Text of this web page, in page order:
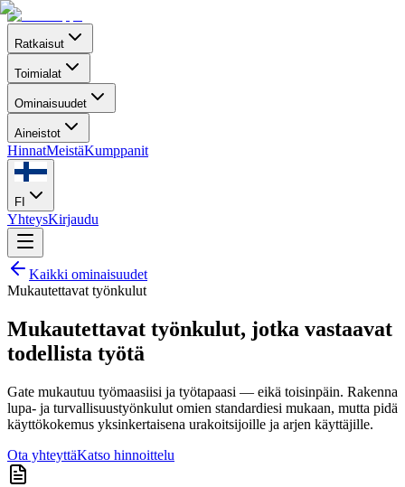
Ratkaisut
Toimialat
Ominaisuudet
Aineistot
HinnatMeistäKumppanit
FI
YhteysKirjaudu
Kaikki ominaisuudet
Mukautettavat työnkulut
Mukautettavat työnkulut, jotka vastaavat
todellista työtä
Gate mukautuu työmaasiisi ja työtapaasi — eikä toisinpäin. Rakenna
lupa- ja turvallisuustyönkulut omien standardiesi mukaan, mutta pidä
käyttökokemus yksinkertaisena urakoitsijoille ja arjen käyttäjille.
Ota yhteyttäKatso hinnoittelu